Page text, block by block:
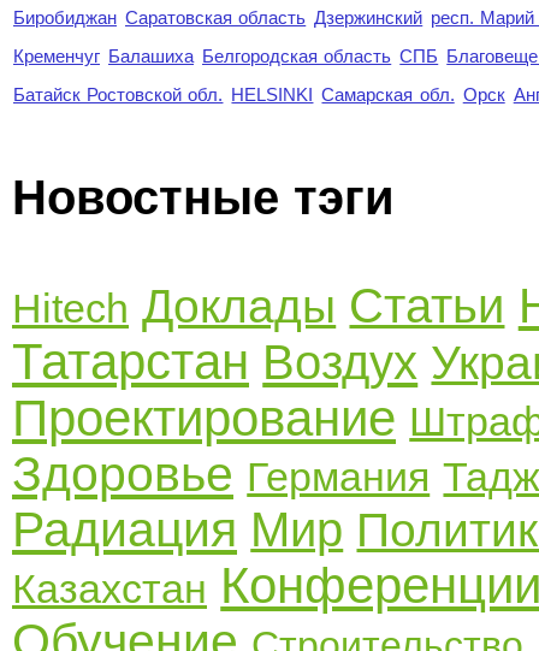
Биробиджан Саратовская область Дзержинский респ.
Кременчуг Балашиха Белгородская область СПБ
Батайск Ростовской обл. HELSINKI Самарская обл. Орск
Новостные тэги
Hitech Доклады Статьи
Татарстан Воздух
Проектирование
Здоровье Германия
Радиация Мир
Казахстан